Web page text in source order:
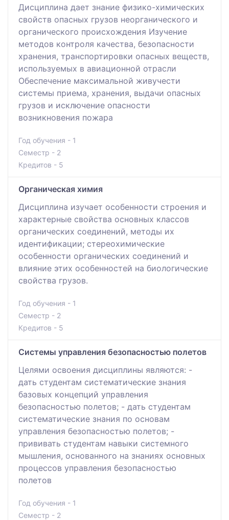
Дисциплина дает знание физико-химических
свойств опасных грузов неорганического и
органического происхождения Изучение
методов контроля качества, безопасности
хранения, транспортировки опасных веществ,
используемых в авиационной отрасли
Обеспечение максимальной живучести
системы приема, хранения, выдачи опасных
грузов и исключение опасности
возникновения пожара
Год обучения - 1
Семестр - 2
Кредитов - 5
Органическая химия
Дисциплина изучает особенности строения и
характерные свойства основных классов
органических соединений, методы их
идентификации; стереохимические
особенности органических соединений и
влияние этих особенностей на биологические
свойства грузов.
Год обучения - 1
Семестр - 2
Кредитов - 5
Системы управления безопасностью полетов
Целями освоения дисциплины являются: -
дать студентам систематические знания
базовых концепций управления
безопасностью полетов; - дать студентам
систематические знания по основам
управления безопасностью полетов; -
прививать студентам навыки системного
мышления, основанного на знаниях основных
процессов управления безопасностью
полетов
Год обучения - 1
Семестр - 2